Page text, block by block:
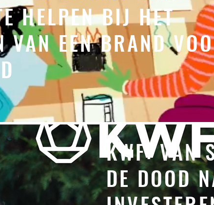
HELPEN BIJ HET
VAN EEN BRAND
KWF: VAN
DE DOOD